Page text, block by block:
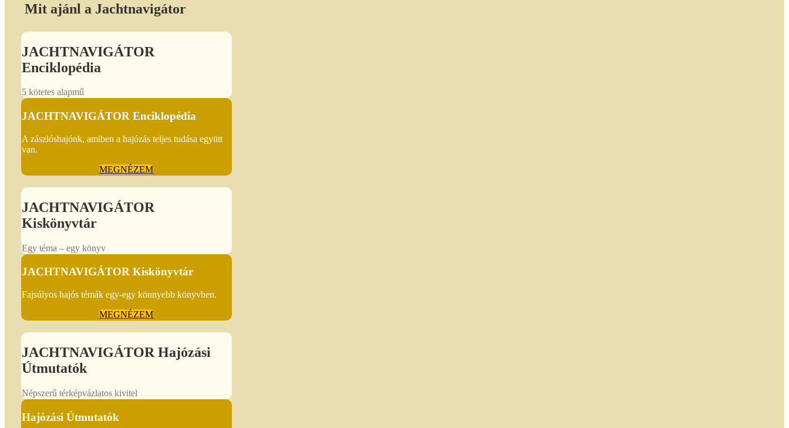
Mit ajánl a Jachtnavigátor
JACHTNAVIGÁTOR
Enciklopédia
5 kötetes alapmű
JACHTNAVIGÁTOR Enciklopédia
A zászlóshajónk, amiben a hajózás teljes tudása együtt
van.
MEGNÉZEM
JACHTNAVIGÁTOR
Kiskönyvtár
Egy téma – egy könyv
JACHTNAVIGÁTOR Kiskönyvtár
Fajsúlyos hajós témák egy-egy könnyebb könyvben.
MEGNÉZEM
JACHTNAVIGÁTOR Hajózási
Útmutatók
Népszerű térképvázlatos kivitel
Hajózási Útmutatók